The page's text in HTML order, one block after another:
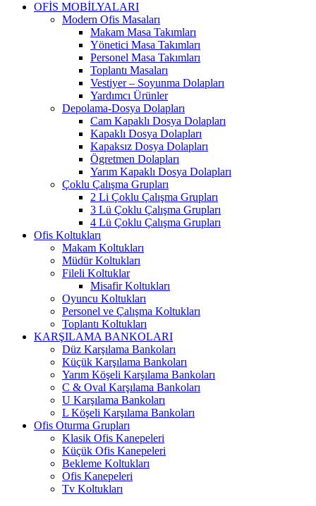
OFİS MOBİLYALARI
Modern Ofis Masaları
Makam Masa Takımları
Yönetici Masa Takımları
Personel Masa Takımları
Toplantı Masaları
Vestiyer – Soyunma Dolapları
Yardımcı Ürünler
Depolama-Dosya Dolapları
Cam Kapaklı Dosya Dolapları
Kapaklı Dosya Dolapları
Kapaksız Dosya Dolapları
Ögretmen Dolapları
Yarım Kapaklı Dosya Dolapları
Çoklu Çalışma Grupları
2 Li Çoklu Çalışma Grupları
3 Lü Çoklu Çalışma Grupları
4 Lü Çoklu Çalışma Grupları
Ofis Koltukları
Makam Koltukları
Müdür Koltukları
Fileli Koltuklar
Misafir Koltukları
Oyuncu Koltukları
Personel ve Çalışma Koltukları
Toplantı Koltukları
KARŞILAMA BANKOLARI
Düz Karşılama Bankoları
Küçük Karşılama Bankoları
Yarım Köşeli Karşılama Bankoları
C & Oval Karşılama Bankoları
U Karşılama Bankoları
L Köşeli Karşılama Bankoları
Ofis Oturma Grupları
Klasik Ofis Kanepeleri
Küçük Ofis Kanepeleri
Bekleme Koltukları
Ofis Kanepeleri
Tv Koltukları